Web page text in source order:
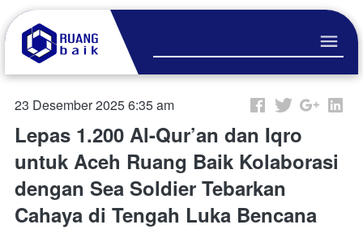
23 Desember 2025 6:35 am
Lepas 1.200 Al-Qur’an dan Iqro
untuk Aceh Ruang Baik Kolaborasi
dengan Sea Soldier Tebarkan
Cahaya di Tengah Luka Bencana